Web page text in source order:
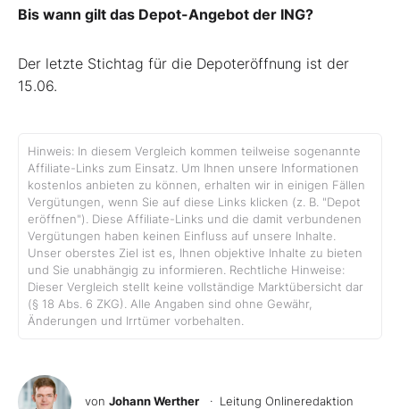
Bis wann gilt das Depot-Angebot der ING?
Der letzte Stichtag für die Depoteröffnung ist der
15.06.
Hinweis: In diesem Vergleich kommen teilweise sogenannte
Affiliate-Links zum Einsatz. Um Ihnen unsere Informationen
kostenlos anbieten zu können, erhalten wir in einigen Fällen
Vergütungen, wenn Sie auf diese Links klicken (z. B. "Depot
eröffnen"). Diese Affiliate-Links und die damit verbundenen
Vergütungen haben keinen Einfluss auf unsere Inhalte.
Unser oberstes Ziel ist es, Ihnen objektive Inhalte zu bieten
und Sie unabhängig zu informieren. Rechtliche Hinweise:
Dieser Vergleich stellt keine vollständige Marktübersicht dar
(§ 18 Abs. 6 ZKG). Alle Angaben sind ohne Gewähr,
Änderungen und Irrtümer vorbehalten.
von Johann Werther · Leitung Onlineredaktion